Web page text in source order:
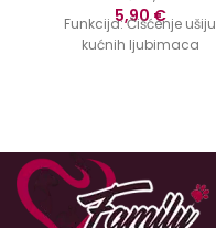
5,90€
Funkcija:Čišćenje ušiju
kućnih ljubimaca